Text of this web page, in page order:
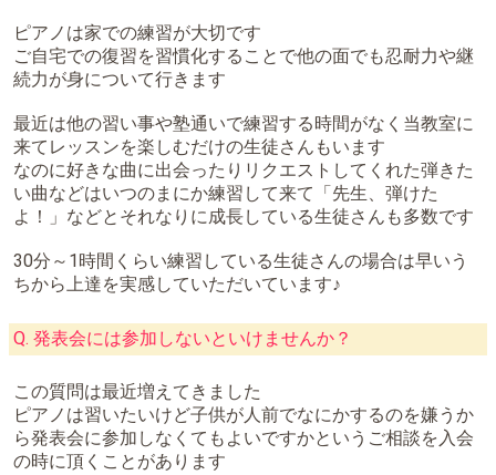
ピアノは家での練習が大切です
ご自宅での復習を習慣化することで他の面でも忍耐力や継
続力が身について行きます
最近は他の習い事や塾通いで練習する時間がなく当教室に
来てレッスンを楽しむだけの生徒さんもいます
なのに好きな曲に出会ったりリクエストしてくれた弾きた
い曲などはいつのまにか練習して来て「先生、弾けた
よ！」などとそれなりに成長している生徒さんも多数です
30分～1時間くらい練習している生徒さんの場合は早いう
ちから上達を実感していただいています♪
Q. 発表会には参加しないといけませんか？
この質問は最近増えてきました
ピアノは習いたいけど子供が人前でなにかするのを嫌うか
ら発表会に参加しなくてもよいですかというご相談を入会
の時に頂くことがあります